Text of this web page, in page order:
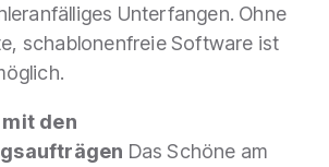
Unterfangen. Ohne
schablonenfreie Software ist
mit den
Das Schöne am